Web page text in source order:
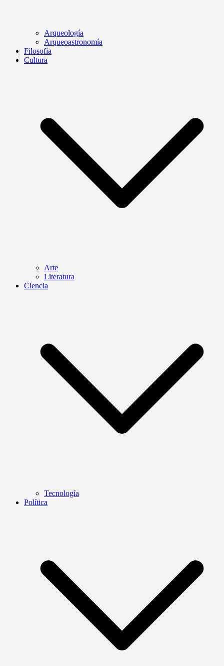
Arqueología
Arqueoastronomía
Filosofía
Cultura
Arte
Literatura
Ciencia
Tecnología
Política